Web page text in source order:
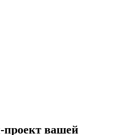
проект вашей